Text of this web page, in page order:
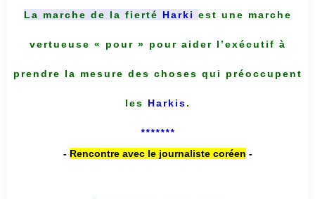
La marche de la fierté Harki est une marche
vertueuse « pour » pour aider l’exécutif à
prendre la mesure des choses qui préoccupent
les Harkis.
*******
- Rencontre avec le journaliste coréen -